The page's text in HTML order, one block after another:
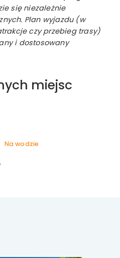
się niezależnie
Plan wyjazdu (w
czy przebieg trasy)
i dostosowany
miejsc
Na wodzie